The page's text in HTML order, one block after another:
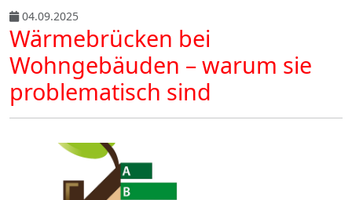
04.09.2025
Wärmebrücken bei
Wohngebäuden – warum sie
problematisch sind